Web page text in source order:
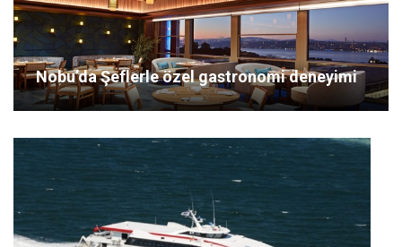
Nobu’da Şeflerle özel gastronomi deneyimi